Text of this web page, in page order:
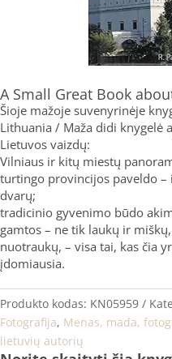
A Small Great Book
Šioje mažoje suvenyrinėje
Lithuania / Maža didi knygelė
Lietuvos vaizdų:
Vilniaus ir kitų miestų
turtingo provincijos paveldo
dvarų;
tradicinio gyvenimo būdo
gamtos – ne tik laukų ir
nuotraukų, – visa tai, kas čia
įdomiausia.
Produkto kodas: KN05959
Fotografija, Menas, mada,
lietuvių autorių